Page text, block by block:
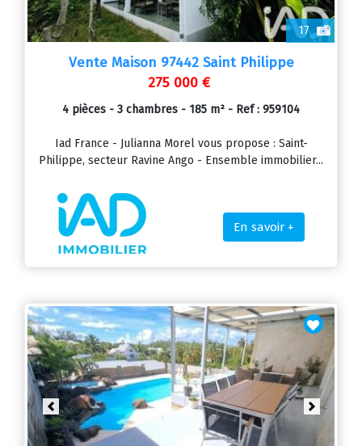
17
Vente Maison 97442 Saint Philippe
275 000 €
4 pièces - 3 chambres - 185 m² - Ref : 959104
Iad France - Julianna Morel vous propose : Saint-
Philippe, secteur Ravine Ango - Ensemble immobilier...
En savoir +
Previous Next